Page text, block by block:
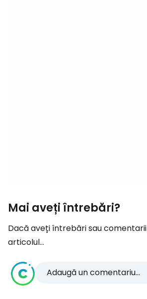
Mai aveți întrebări?
Dacă aveți întrebări sau
articolul...
Adaugă un comentariu...